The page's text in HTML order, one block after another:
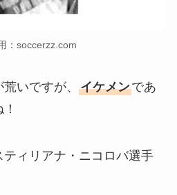
：soccerzz.com
いですが、 イケメンであ
ィリアナ・ニコロバ選手